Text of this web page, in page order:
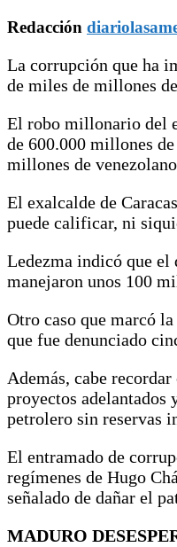
Redacción
La corrupción que ha
de miles de millones
El robo millonario del
de 600.000 millones
millones de
El exalcalde de
puede calificar, ni
Ledezma indicó que el
manejaron unos 100
Otro caso que marcó
que fue denunciado
Además, cabe
proyectos
petrolero sin reservas
El entramado de
regímenes de Hugo
señalado de dañar el
MADURO